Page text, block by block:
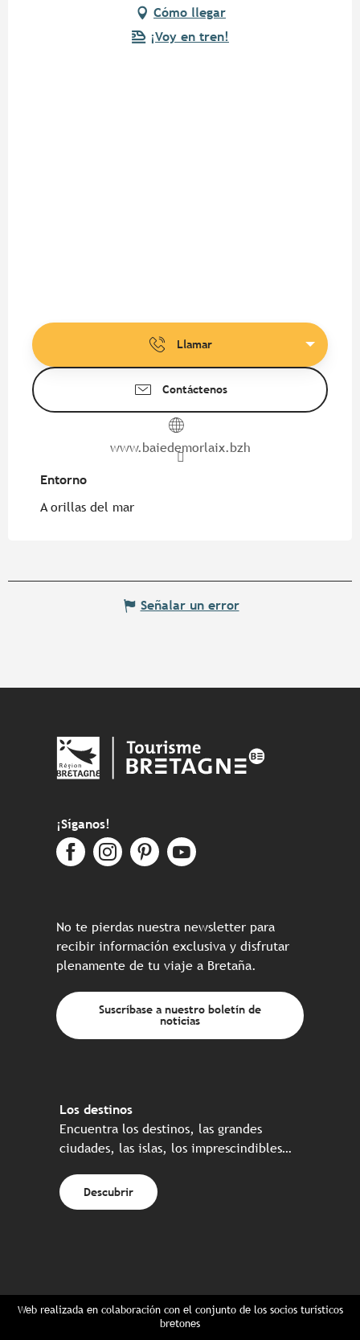
Cómo llegar
¡Voy en tren!
Llamar
Contáctenos
www.baiedemorlaix.bzh
Entorno
Entorno
A orillas del mar
Señalar un error
¡Síganos!
No te pierdas nuestra newsletter para
recibir información exclusiva y disfrutar
plenamente de tu viaje a Bretaña.
Suscríbase a nuestro boletín de
noticias
Los destinos
Encuentra los destinos, las grandes
ciudades, las islas, los imprescindibles…
Descubrir
Web realizada en colaboración con el conjunto de los socios turísticos
bretones